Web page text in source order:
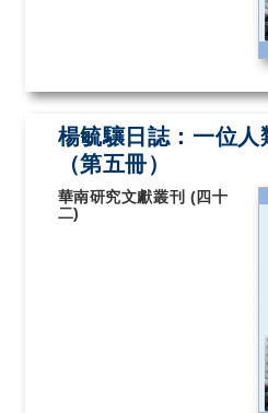
楊毓驤日誌：一位人
（第五冊）
華南研究文獻叢刊 (四十
二)